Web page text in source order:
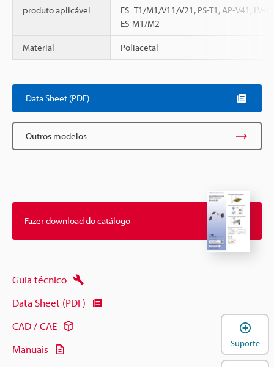
produto aplicável
FSｰT1/M1/V11/V21, PS-T1, AP-V41, LV-
ES-M1/M2
Material Poliacetal
Data Sheet (PDF)
Outros modelos
Fazer download do catálogo
Guia técnico
Data Sheet (PDF)
CAD / CAE
Manuais
Suporte